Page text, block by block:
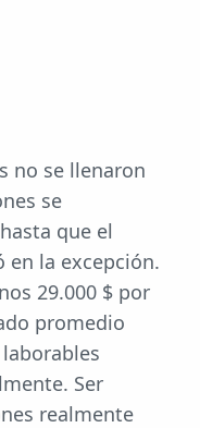
no se llenaron
se
que el
la excepción.
29.000 $ por
promedio
Ser
realmente